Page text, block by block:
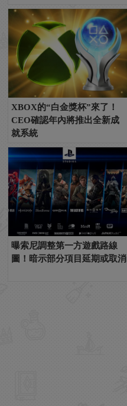
XBOX的“白金獎杯”來了！
CEO確認年內將推出全新成
就系統
曝索尼調整第一方遊戲路線
圖！暗示部分項目延期或取消